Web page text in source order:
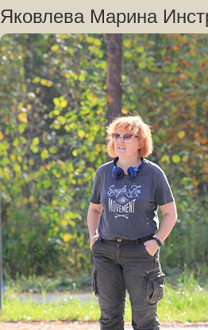
Яковлева Марина